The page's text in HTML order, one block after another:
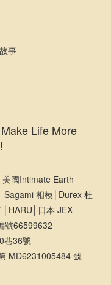
事
Life More
國Intimate Earth
Sagami 相模│Durex 杜
日本 JEX
號66599632
巷36號
MD6231005484 號